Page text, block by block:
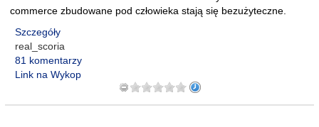
commerce zbudowane pod człowieka stają się bezużyteczne.
Szczegóły
real_scoria
81 komentarzy
Link na Wykop